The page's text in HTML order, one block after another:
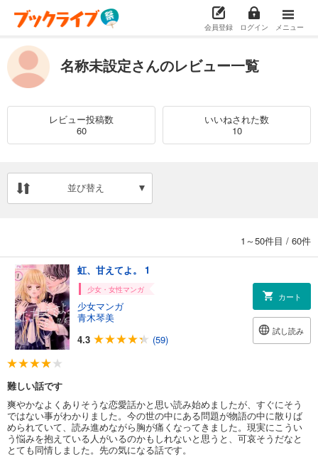
会員登録 ログイン メニュー
名称未設定さんのレビュー一覧
レビュー投稿数
60
いいねされた数
10
並び替え
1～50件目 / 60件
虹、甘えてよ。 1
少女・女性マンガ
少女マンガ
青木琴美
4.3
(59)
カート
試し読み
難しい話です
爽やかなよくありそうな恋愛話かと思い読み始めましたが、すぐにそう
ではない事がわかりました。今の世の中にある問題が物語の中に散りば
められていて、読み進めながら胸が痛くなってきました。現実にこうい
う悩みを抱えている人がいるのかもしれないと思うと、可哀そうだなと
とても同情しました。先の気になる話です。